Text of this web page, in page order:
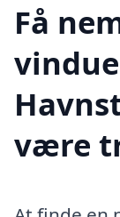
Få
være